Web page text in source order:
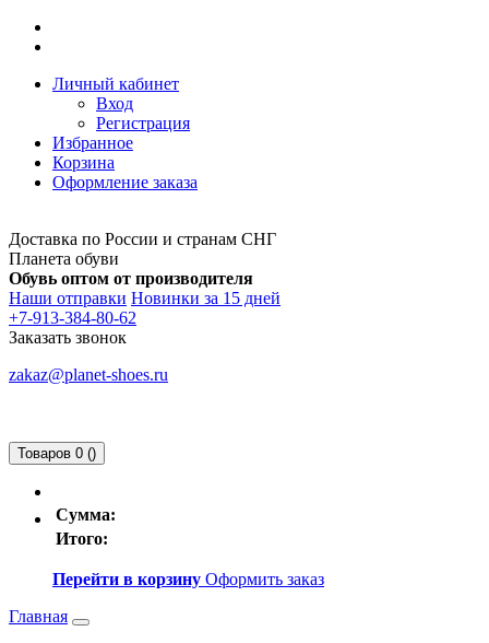
Личный кабинет
Вход
Регистрация
Избранное
Корзина
Оформление заказа
Доставка по России и странам СНГ
Планета обуви
Обувь оптом от производителя
Наши отправки Новинки за 15 дней
+7-913-384-80-62
Заказать звонок
zakaz@planet-shoes.ru
Товаров 0 ()
Сумма:
Итого:
Перейти в корзину Оформить заказ
Главная